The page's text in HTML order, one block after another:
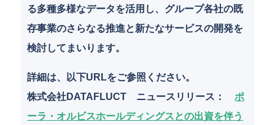
る多種多様なデータを活用し、グループ各社の既
存事業のさらなる推進と新たなサービスの開発を
検討してまいります。
詳細は、以下URLをご参照ください。
株式会社DATAFLUCT ニュースリリース：ポ
ーラ・オルビスホールディングスとの出資を伴う